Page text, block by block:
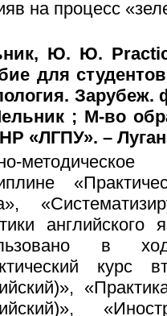
на процесс
Ю. Ю.
для
Зарубеж.
; М-во
«ЛГПУ». –
в
курс